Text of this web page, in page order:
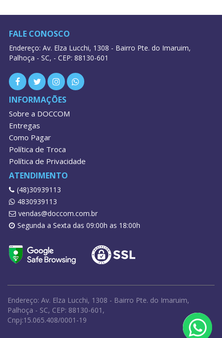
FALE CONOSCO
Endereço: Av. Elza Lucchi, 1308 - Bairro Pte. do Imaruim,
Palhoça - SC, - CEP: 88130-601
INFORMAÇÕES
Sobre a DOCCOM
Entregas
Como Pagar
Política de Troca
Política de Privacidade
ATENDIMENTO
(48)30939113
4830939113
vendas@doccom.com.br
Segunda a Sexta das 09:00h as 18:00h
Endereço: Av. Elza Lucchi, 1308 - Bairro Pte. do Imaruim,
Palhoça - SC, CEP: 88130-601,
Cnpj:15.065.408/0001-19